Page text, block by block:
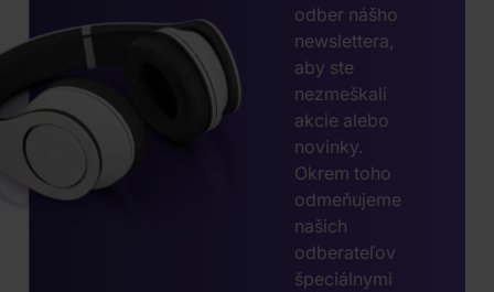
odber nášho
newslettera,
aby ste
nezmeškali
akcie alebo
novinky.
Okrem toho
odmeňujeme
našich
odberateľov
špeciálnymi